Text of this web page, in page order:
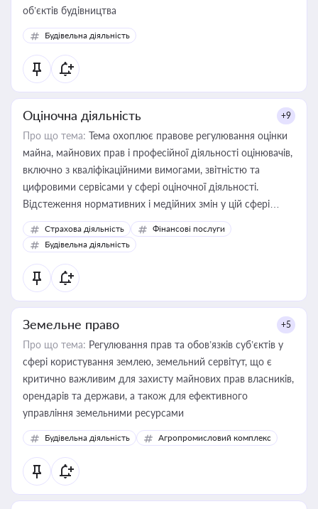
об’єктів будівництва
Будівельна діяльність
Оціночна діяльність +9
Про що тема: Тема охоплює правове регулювання оцінки
майна, майнових прав і професійної діяльності оцінювачів,
включно з кваліфікаційними вимогами, звітністю та
цифровими сервісами у сфері оціночної діяльності.
Відстеження нормативних і медійних змін у цій сфері
корисне для власника бізнесу, керівника, юриста або
бухгалтера під час оподаткування, приватизації, оренди
державного майна, корпоративних угод і перевірки
статусу суб'єктів оціночної діяльності
Страхова діяльність
Фінансові послуги
Будівельна діяльність
Земельне право +5
Про що тема: Регулювання прав та обов’язків суб’єктів у
сфері користування землею, земельний сервітут, що є
критично важливим для захисту майнових прав власників,
орендарів та держави, а також для ефективного
управління земельними ресурсами
Будівельна діяльність Агропромисловий комплекс